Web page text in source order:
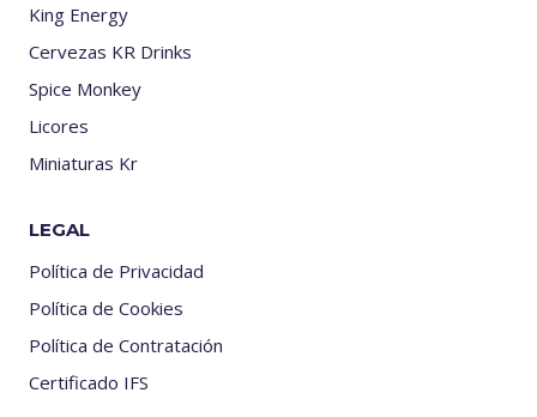
King Energy
Cervezas KR Drinks
Spice Monkey
Licores
Miniaturas Kr
LEGAL
Política de Privacidad
Política de Cookies
Política de Contratación
Certificado IFS